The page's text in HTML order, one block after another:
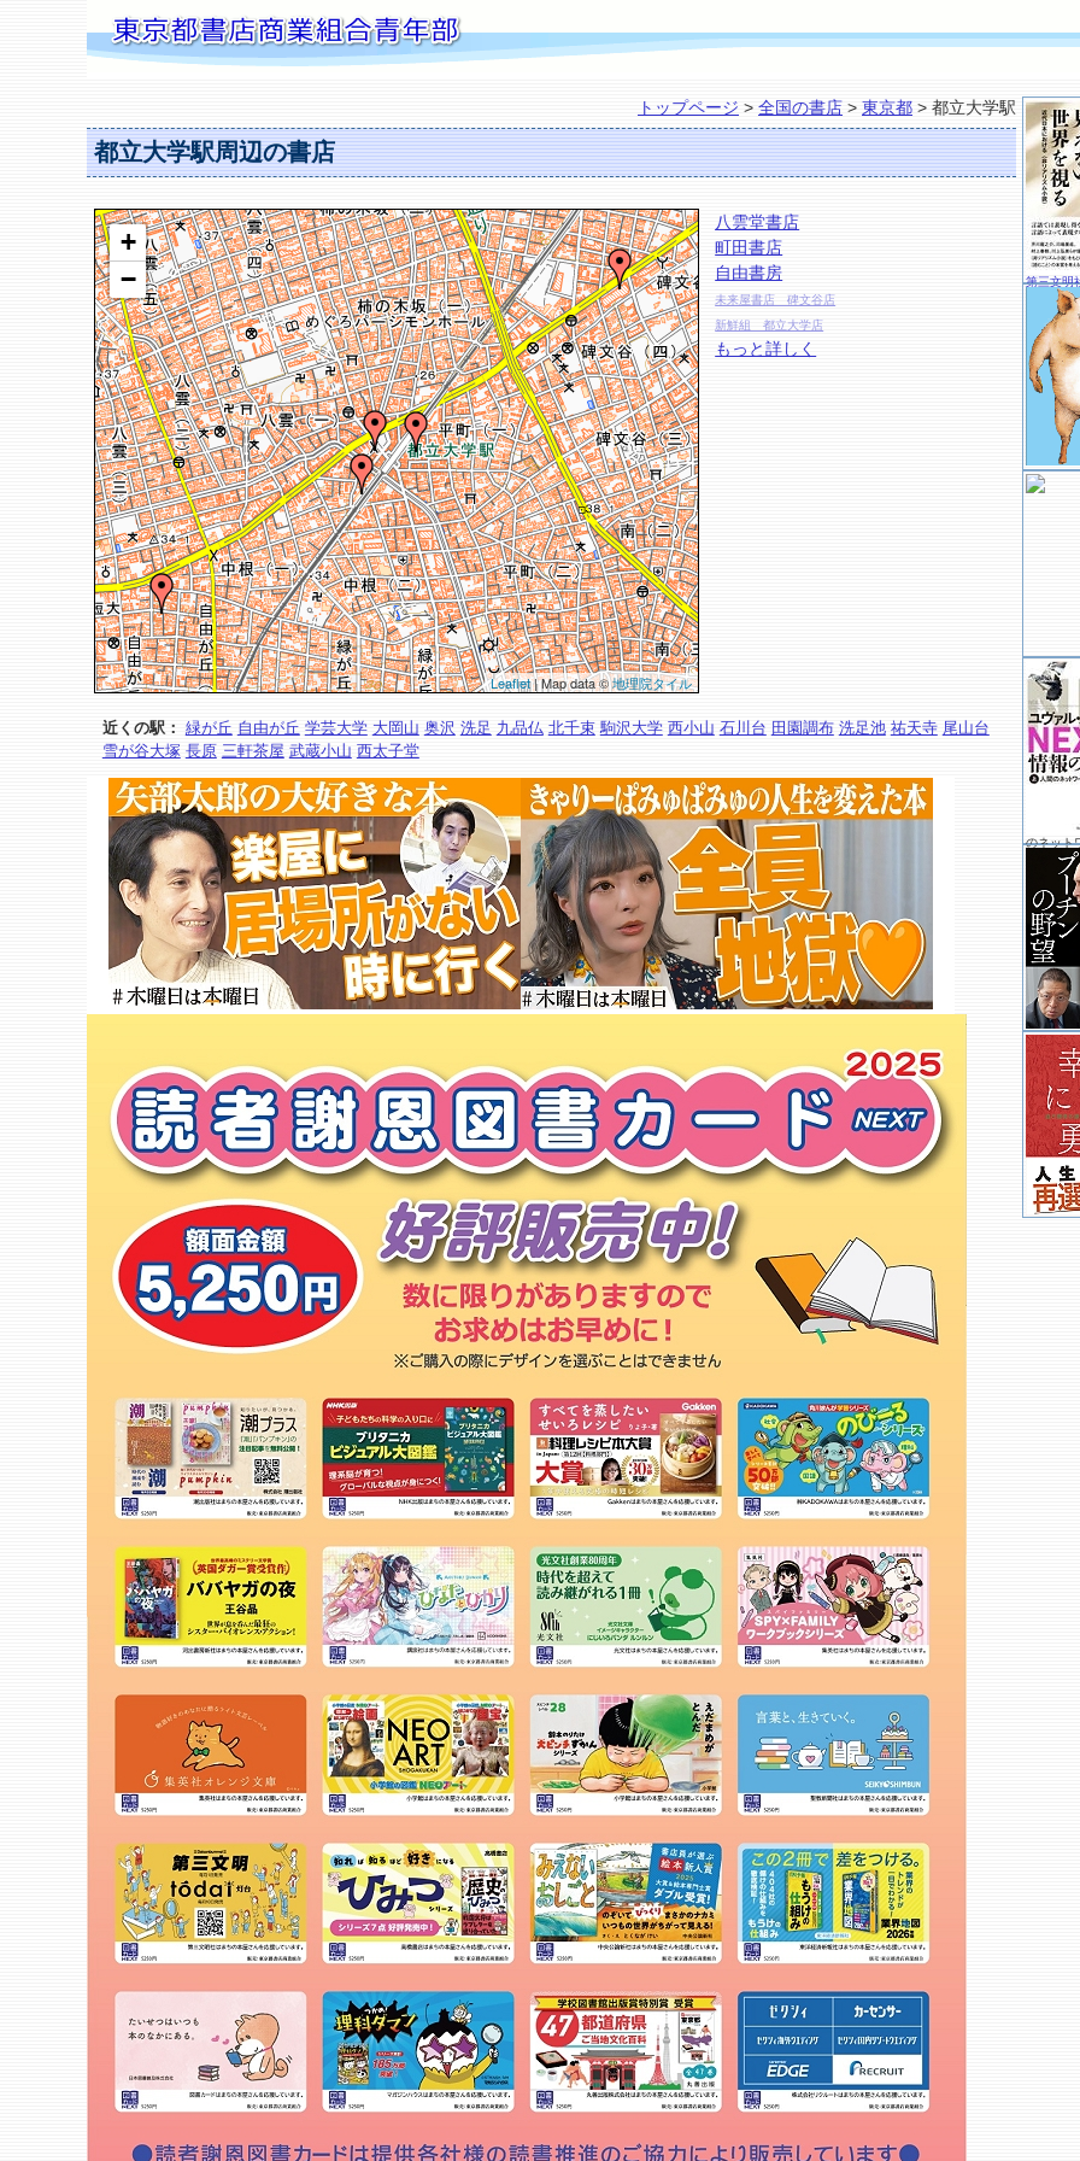
トップページ > 全国の書店 > 東京都 > 都立大学駅
都立大学駅周辺の書店
+
−
Leaflet| Map data ©地理院タイル
八雲堂書店
町田書店
自由書房
未来屋書店 碑文谷店
新鮮組 都立大学店
もっと詳しく
近くの駅： 緑が丘 自由が丘 学芸大学 大岡山 奥沢 洗足 九品仏 北千束 駒沢大学 西小山 石川台 田園調布 洗足池 祐天寺 尾山台
雪が谷大塚 長原 三軒茶屋 武蔵小山 西太子堂
第三文明
のネット